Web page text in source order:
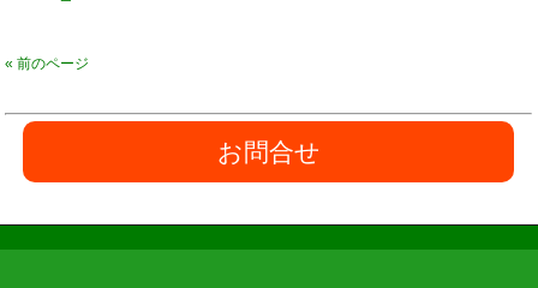
« 前のページ
お問合せ